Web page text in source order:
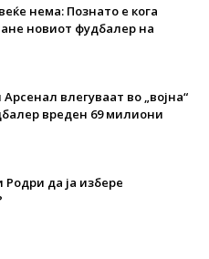
нема: Познато е кога
новиот фудбалер на
влегуваат во „војна“
вреден 69 милиони
Родри да ја избере